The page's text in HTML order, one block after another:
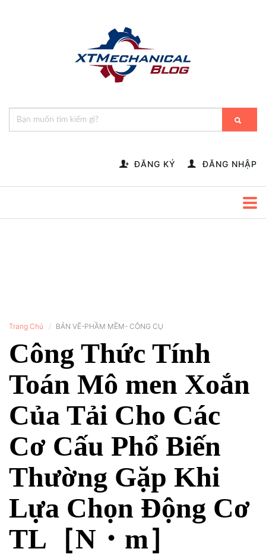
ĐĂNG KÝ ĐĂNG NHẬP
Trang Chủ BẢN VẼ-PHẦM MỀM- CÔNG CỤ
Công Thức Tính
Toán Mô men Xoắn
Của Tải Cho Các
Cơ Cấu Phổ Biến
Thường Gặp Khi
Lựa Chọn Động Cơ
TL［N・m］